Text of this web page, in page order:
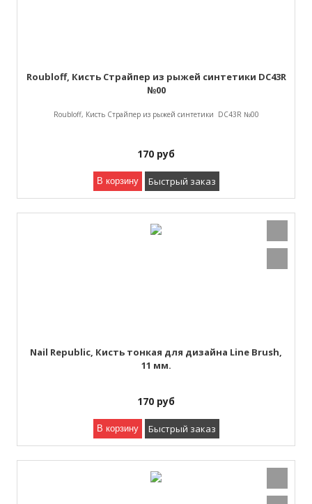
Roubloff, Кисть Страйпер из рыжей синтетики DC43R
№00
Roubloff, Кисть Страйпер из рыжей синтетики DC43R №00
170 руб
В корзину Быстрый заказ
Nail Republic, Кисть тонкая для дизайна Line Brush,
11 мм.
170 руб
В корзину Быстрый заказ